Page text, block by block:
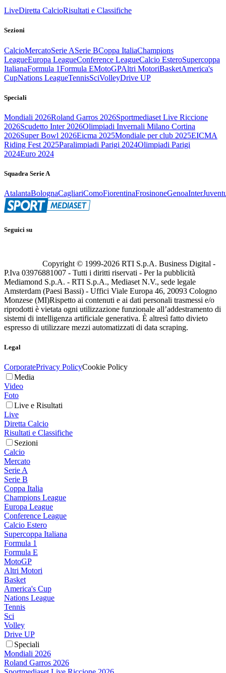
LiveDiretta CalcioRisultati e Classifiche
Sezioni
CalcioMercatoSerie ASerie BCoppa ItaliaChampions
LeagueEuropa LeagueConference LeagueCalcio EsteroSupercoppa
ItalianaFormula 1Formula EMotoGPAltri MotoriBasketAmerica's
CupNations LeagueTennisSciVolleyDrive UP
Speciali
Mondiali 2026Roland Garros 2026Sportmediaset Live Riccione
2026Scudetto Inter 2026Olimpiadi Invernali Milano Cortina
2026Super Bowl 2026Eicma 2025Mondiale per club 2025EICMA
Riding Fest 2025Paralimpiadi Parigi 2024Olimpiadi Parigi
2024Euro 2024
Squadra Serie A
AtalantaBolognaCagliariComoFiorentinaFrosinoneGenoaInter
Seguici su
Copyright © 1999-2026 RTI S.p.A. Business Digital -
P.Iva 03976881007 - Tutti i diritti riservati - Per la pubblicità
Mediamond S.p.A. - RTI S.p.A., Mediaset N.V., sede legale
Amsterdam (Paesi Bassi) - Uffici Viale Europa 46, 20093 Cologno
Monzese (MI)Rispetto ai contenuti e ai dati personali trasmessi e/o
riprodotti è vietata ogni utilizzazione funzionale all’addestramento di
sistemi di intelligenza artificiale generativa. È altresì fatto divieto
espresso di utilizzare mezzi automatizzati di data scraping.
Legal
CorporatePrivacy PolicyCookie Policy
Media
Video
Foto
Live e Risultati
Live
Diretta Calcio
Risultati e Classifiche
Sezioni
Calcio
Mercato
Serie A
Serie B
Coppa Italia
Champions League
Europa League
Conference League
Calcio Estero
Supercoppa Italiana
Formula 1
Formula E
MotoGP
Altri Motori
Basket
America's Cup
Nations League
Tennis
Sci
Volley
Drive UP
Speciali
Mondiali 2026
Roland Garros 2026